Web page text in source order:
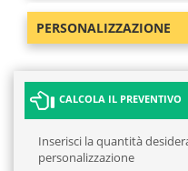
PERSONALIZZAZIONE
CALCOLA IL PREVENTIVO
Inserisci la quantità
personalizzazione